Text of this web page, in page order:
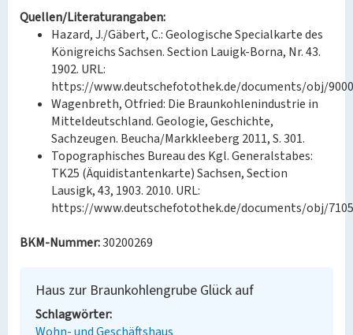
Quellen/Literaturangaben:
Hazard, J./Gäbert, C.: Geologische Specialkarte des
Königreichs Sachsen. Section Lauigk-Borna, Nr. 43.
1902. URL:
https://www.deutschefotothek.de/documents/obj/
Wagenbreth, Otfried: Die Braunkohlenindustrie in
Mitteldeutschland. Geologie, Geschichte,
Sachzeugen. Beucha/Markkleeberg 2011, S. 301.
Topographisches Bureau des Kgl. Generalstabes:
TK25 (Äquidistantenkarte) Sachsen, Section
Lausigk, 43, 1903. 2010. URL:
https://www.deutschefotothek.de/documents/obj/
BKM-Nummer:30200269
Haus zur Braunkohlengrube Glück auf
Schlagwörter